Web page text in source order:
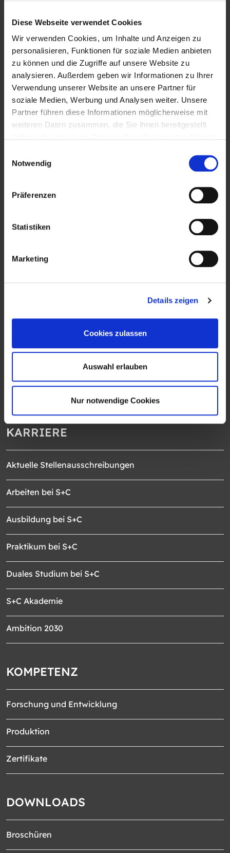
Diese Webseite verwendet Cookies
Wir verwenden Cookies, um Inhalte und Anzeigen zu
personalisieren, Funktionen für soziale Medien anbieten
zu können und die Zugriffe auf unsere Website zu
analysieren. Außerdem geben wir Informationen zu Ihrer
Verwendung unserer Website an unsere Partner für
soziale Medien, Werbung und Analysen weiter. Unsere
Partner führen diese Informationen möglicherweise mit
weiteren Daten zusammen, die Sie ihnen bereitgestellt
Notwendig
Präferenzen
Statistiken
Marketing
Details zeigen
Cookies zulassen
Auswahl erlauben
Nur notwendige Cookies
Quick Links
PRODUKTE
Steam Cracker
Steam Reformer
SERVICES
Steam Reformer Support
Metallurgische Services
Labordienstleitungen
KARRIERE
Aktuelle Stellenausschreibungen
Arbeiten bei S+C
Ausbildung bei S+C
Praktikum bei S+C
Duales Studium bei S+C
S+C Akademie
Ambition 2030
KOMPETENZ
Forschung und Entwicklung
Produktion
Zertifikate
DOWNLOADS
Broschüren